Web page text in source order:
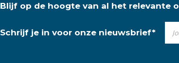
Blijf op de hoogte van al het relevante
Schrijf je in voor onze nieuwsbrief*